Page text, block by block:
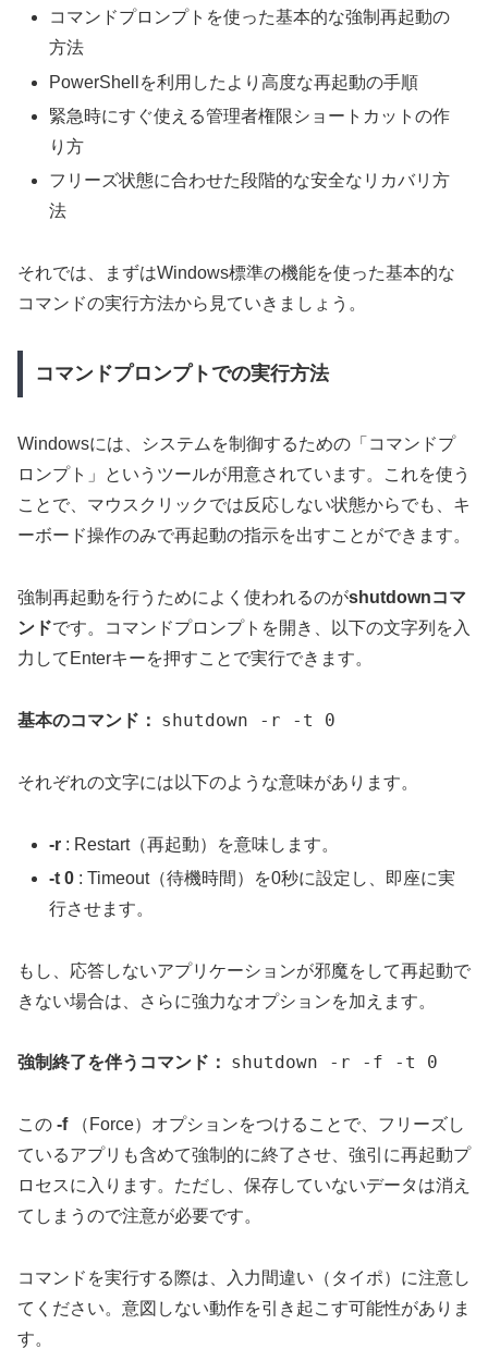
コマンドプロンプトを使った基本的な強制再起動の
方法
PowerShellを利用したより高度な再起動の手順
緊急時にすぐ使える管理者権限ショートカットの作
り方
フリーズ状態に合わせた段階的な安全なリカバリ方
法
それでは、まずはWindows標準の機能を使った基本的な
コマンドの実行方法から見ていきましょう。
コマンドプロンプトでの実行方法
Windowsには、システムを制御するための「コマンドプ
ロンプト」というツールが用意されています。これを使う
ことで、マウスクリックでは反応しない状態からでも、キ
ーボード操作のみで再起動の指示を出すことができます。
強制再起動を行うためによく使われるのがshutdownコマ
ンドです。コマンドプロンプトを開き、以下の文字列を入
力してEnterキーを押すことで実行できます。
基本のコマンド： shutdown -r -t 0
それぞれの文字には以下のような意味があります。
-r : Restart（再起動）を意味します。
-t 0 : Timeout（待機時間）を0秒に設定し、即座に実
行させます。
もし、応答しないアプリケーションが邪魔をして再起動で
きない場合は、さらに強力なオプションを加えます。
強制終了を伴うコマンド： shutdown -r -f -t 0
この -f（Force）オプションをつけることで、 フリーズし
ているアプリも含めて強制的に終了させ、強引に再起動プ
ロセスに入ります。ただし、保存していないデータは消え
てしまうので注意が必要です。
コマンドを実行する際は、入力間違い（タイポ）に注意し
てください。意図しない動作を引き起こす可能性がありま
す。